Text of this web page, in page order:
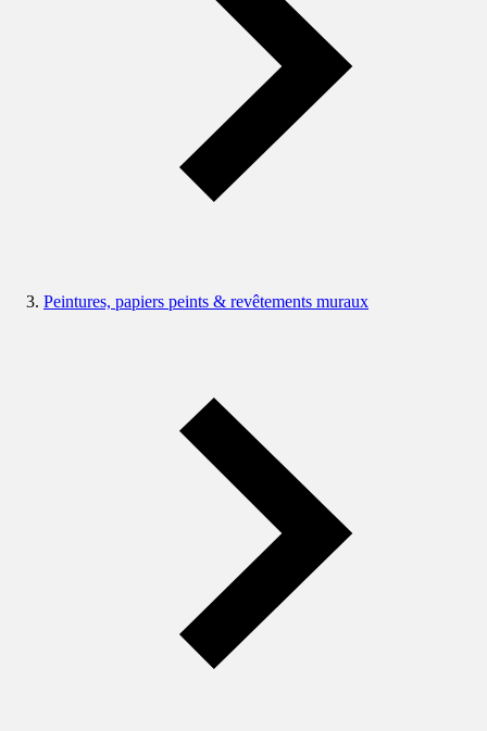
Peintures, papiers peints & revêtements muraux